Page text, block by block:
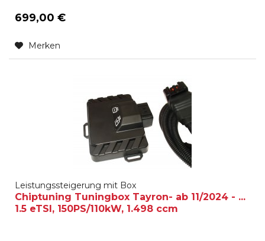
699,00 €
Merken
Leistungssteigerung mit Box
Chiptuning Tuningbox Tayron- ab 11/2024 - ...
1.5 eTSI, 150PS/110kW, 1.498 ccm